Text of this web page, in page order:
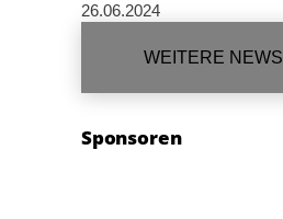
26.06.2024
WEITERE NEWS
Sponsoren